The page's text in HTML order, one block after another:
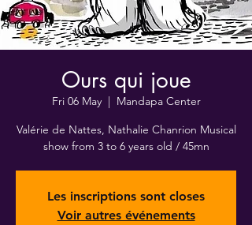
Ours qui joue
Fri 06 May
  |
Mandapa Center
Valérie de Nattes, Nathalie Chanrion Musical
show from 3 to 6 years old / 45mn
Les inscriptions sont closes
Voir autres événements